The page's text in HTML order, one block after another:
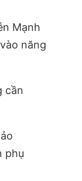
Mạnh
năng
cần
phụ